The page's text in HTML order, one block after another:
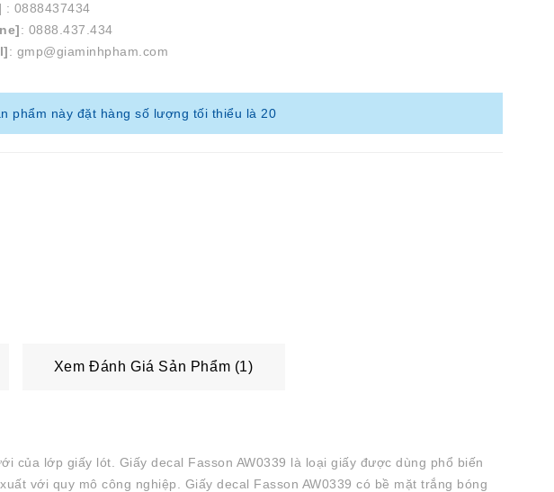
: 0888437434
: 0888.437.434
: gmp@giaminhpham.com
phẩm này đặt hàng số lượng tối thiểu là 20
Xem Đánh Giá Sản Phẩm (1)
của lớp giấy lót. Giấy decal Fasson AW0339 là loại giấy được dùng phổ biến
với quy mô công nghiệp. Giấy decal Fasson AW0339 có bề mặt trắng bóng